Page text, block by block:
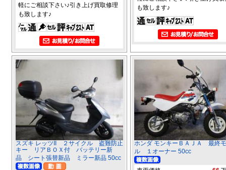
軽にご相談下さい♪引き上げ買取修理
も致します♪
も致します♪
スズキ レッツII ２サイクル 盗難防止
キー リアＢＯＸ付 バッテリー新
品 シート張替新品 ミラー新品 50cc
ホンダ モンキーＢＡＪＡ 最終
ル １オーナー 50cc